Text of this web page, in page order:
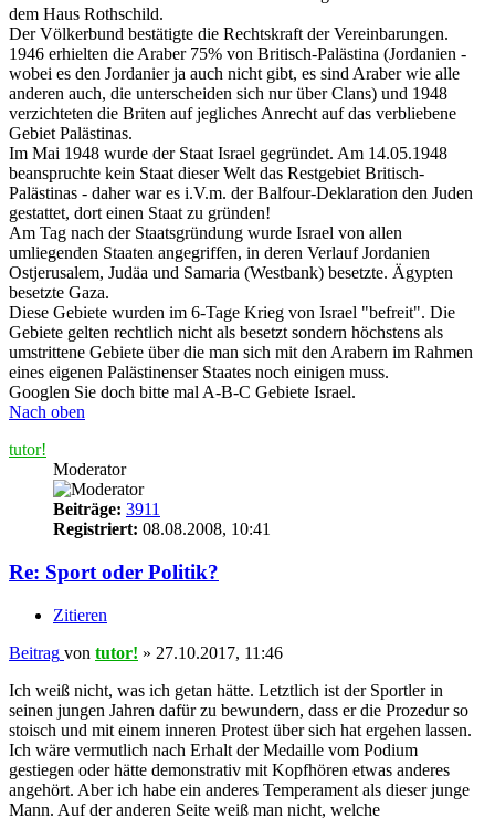
dem Haus Rothschild.
Der Völkerbund bestätigte die Rechtskraft der Vereinbarungen.
1946 erhielten die Araber 75% von Britisch-Palästina (Jordanien -
wobei es den Jordanier ja auch nicht gibt, es sind Araber wie alle
anderen auch, die unterscheiden sich nur über Clans) und 1948
verzichteten die Briten auf jegliches Anrecht auf das verbliebene
Gebiet Palästinas.
Im Mai 1948 wurde der Staat Israel gegründet. Am 14.05.1948
beanspruchte kein Staat dieser Welt das Restgebiet Britisch-
Palästinas - daher war es i.V.m. der Balfour-Deklaration den Juden
gestattet, dort einen Staat zu gründen!
Am Tag nach der Staatsgründung wurde Israel von allen
umliegenden Staaten angegriffen, in deren Verlauf Jordanien
Ostjerusalem, Judäa und Samaria (Westbank) besetzte. Ägypten
besetzte Gaza.
Diese Gebiete wurden im 6-Tage Krieg von Israel "befreit". Die
Gebiete gelten rechtlich nicht als besetzt sondern höchstens als
umstrittene Gebiete über die man sich mit den Arabern im Rahmen
eines eigenen Palästinenser Staates noch einigen muss.
Googlen Sie doch bitte mal A-B-C Gebiete Israel.
Nach oben
tutor!
Moderator
Beiträge: 3911
Registriert: 08.08.2008, 10:41
Re: Sport oder Politik?
Zitieren
Beitrag von tutor! » 27.10.2017, 11:46
Ich weiß nicht, was ich getan hätte. Letztlich ist der Sportler in
seinen jungen Jahren dafür zu bewundern, dass er die Prozedur so
stoisch und mit einem inneren Protest über sich hat ergehen lassen.
Ich wäre vermutlich nach Erhalt der Medaille vom Podium
gestiegen oder hätte demonstrativ mit Kopfhören etwas anderes
angehört. Aber ich habe ein anderes Temperament als dieser junge
Mann. Auf der anderen Seite weiß man nicht, welche